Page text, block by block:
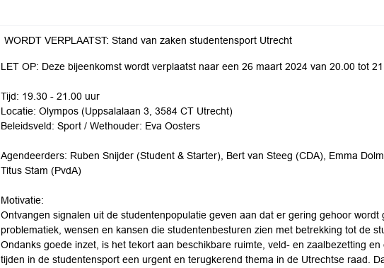
WORDT VERPLAATST: Stand van zaken studentensport Utrecht
LET OP: Deze bijeenkomst wordt verplaatst naar een 26 maart 2024 van 20.00 tot
Tijd: 19.30 - 21.00 uur
Locatie: Olympos (Uppsalalaan 3, 3584 CT Utrecht)
Beleidsveld: Sport / Wethouder: Eva Oosters
Agendeerders: Ruben Snijder (Student & Starter), Bert van Steeg (CDA), Emma
Titus Stam (PvdA)
Motivatie:
Ontvangen signalen uit de studentenpopulatie geven aan dat er gering gehoor wordt
problematiek, wensen en kansen die studentenbesturen zien met betrekking tot de
Ondanks goede inzet, is het tekort aan beschikbare ruimte, veld- en zaalbezetting
tijden in de studentensport een urgent en terugkerend thema in de Utrechtse raad.